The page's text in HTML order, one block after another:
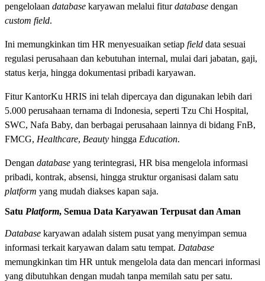
pengelolaan database karyawan melalui fiturdatabase dengan
custom field.
Ini memungkinkan tim HR menyesuaikan setiap field data sesuai
regulasi perusahaan dan kebutuhan internal, mulai dari jabatan, gaji,
status kerja, hingga dokumentasi pribadi karyawan.
Fitur KantorKu HRIS ini telah dipercaya dan digunakan lebih dari
5.000 perusahaan ternama di Indonesia, seperti Tzu Chi Hospital,
SWC, Nafa Baby, dan berbagai perusahaan lainnya di bidang FnB,
FMCG, Healthcare, Beauty hingga Education.
Dengan database yang terintegrasi, HR bisa mengelola informasi
pribadi, kontrak, absensi, hingga struktur organisasi dalam satu
platform yang mudah diakses kapan saja.
Satu Platform, Semua Data Karyawan Terpusat dan Aman
Database karyawan adalah sistem pusat yang menyimpan semua
informasi terkait karyawan dalam satu tempat. Database
memungkinkan tim HR untuk mengelola data dan mencari informasi
yang dibutuhkan dengan mudah tanpa memilah satu per satu.